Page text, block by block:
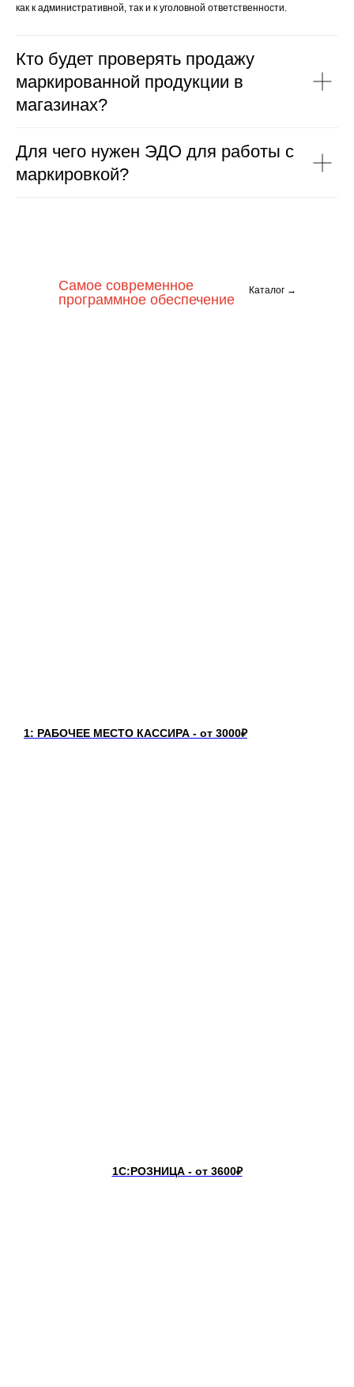
как к административной, так и к уголовной ответственности.
Кто будет проверять продажу
маркированной продукции в
магазинах?
Для чего нужен ЭДО для работы с
маркировкой?
Самое современное
программное обеспечение
Каталог →
1: РАБОЧЕЕ МЕСТО КАССИРА - от 3000₽
1С:РОЗНИЦА - от 3600₽